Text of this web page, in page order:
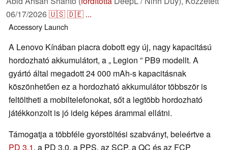
06/17/2026🇺🇸🇩🇪 ...
Accessory Launch
A Lenovo Kínában piacra dobott egy új, nagy kapacitású
hordozható akkumulátort, a „ Legion ” PB9 modellt. A
gyártó által megadott 24 000 mAh-s kapacitásnak
köszönhetően ez a hordozható akkumulátor többször is
feltöltheti a mobiltelefonokat, sőt a legtöbb hordozható
játékkonzolt is jó ideig képes árammal ellátni.
Támogatja a többféle gyorstöltési szabványt, beleértve a
PD 3.1, a PD 3.0, a PPS, az SCP, a QC és az FCP